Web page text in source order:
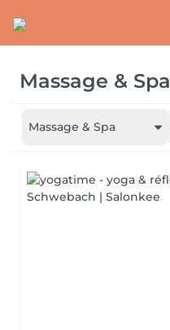
Massage & Spa
Massage & Spa